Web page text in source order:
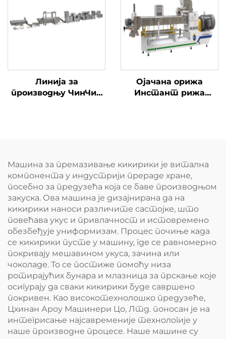
Линија за
производњу ЧинЧин
Ојачана орижа
Инстант рижа
Машина за премазивање кикирики је витална
компонента у индустрији прераде хране,
посебно за предузећа која се баве производњом
закуска. Ова машина је дизајнирана да на
кикирики наноси различите састојке, што
повећава укус и привлачност и истовремено
обезбеђује униформизам. Процес почиње када
се кикирики пусте у машину, где се равномерно
покривају мешавином укуса, зачина или
чоколаде. То се постиже помоћу низа
ротирајућих бунара и млазница за прскање које
осигурају да сваки кикирики буде савршено
покривен. Као високотехнолошко предузеће,
Цхинан Ароу Машинери Цо, Лтд. поносан је на
интегрисање најсавременије технологије у
наше производне процесе. Наше машине су